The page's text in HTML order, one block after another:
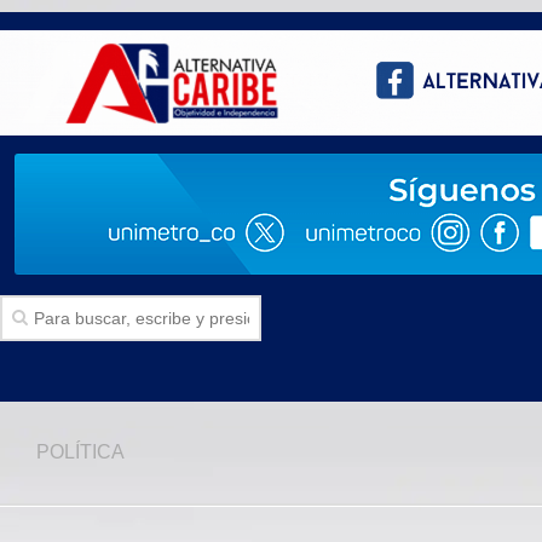
Politica
POLÍTICA